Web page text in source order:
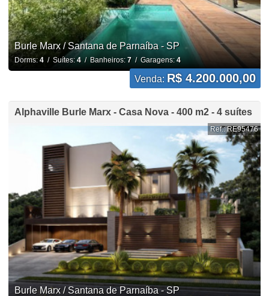
Burle Marx / Santana de Parnaíba - SP
Dorms: 4/ Suítes: 4/ Banheiros: 7/ Garagens: 4
Venda: R$ 4.200.000,00
Alphaville Burle Marx - Casa Nova - 400 m2 - 4 suítes
Ref.: RE95476
Burle Marx / Santana de Parnaíba - SP